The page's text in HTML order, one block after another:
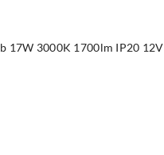
17W 3000K 1700lm IP20 12V